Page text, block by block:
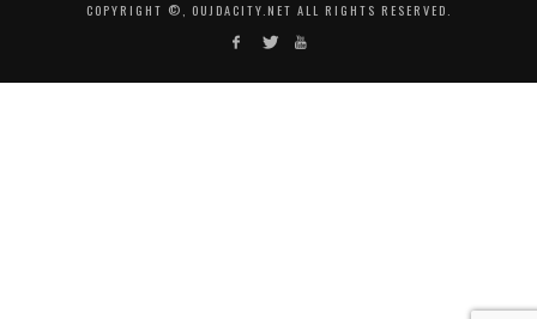
COPYRIGHT ©, OUJDACITY.NET ALL RIGHTS RESERVED.